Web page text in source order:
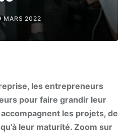
MARS 2022
les entrepreneurs
pour faire grandir leur
les projets, de
leur maturité. Zoom sur